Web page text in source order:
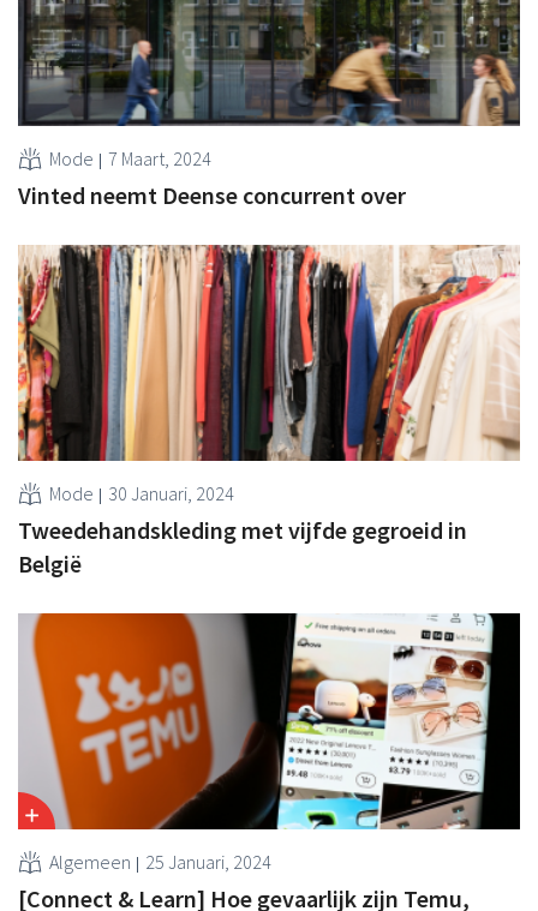
Mode 7 Maart, 2024
Vinted neemt Deense concurrent over
Mode 30 Januari, 2024
Tweedehandskleding met vijfde gegroeid in
België
Algemeen 25 Januari, 2024
[Connect & Learn] Hoe gevaarlijk zijn Temu,